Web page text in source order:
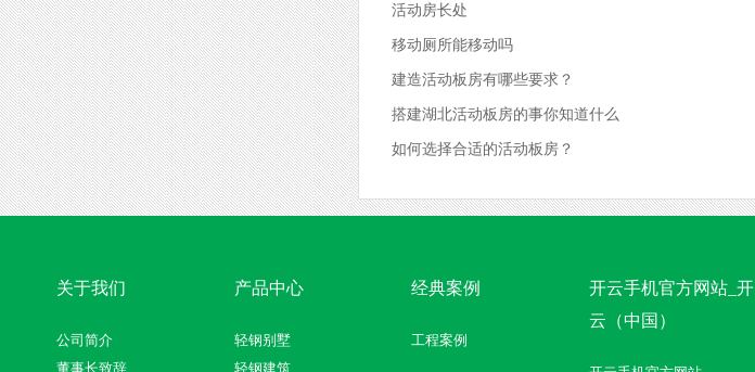
活动房长处
移动厕所能移动吗
建造活动板房有哪些要求？
搭建湖北活动板房的事你知道什么
如何选择合适的活动板房？
关于我们
公司简介
董事长致辞
产品中心
轻钢别墅
轻钢建筑
经典案例
工程案例
开云手机官方网站_开
云（中国）